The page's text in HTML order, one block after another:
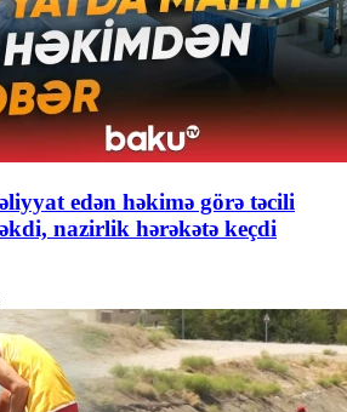
edən həkimə görə təcili
nazirlik hərəkətə keçdi